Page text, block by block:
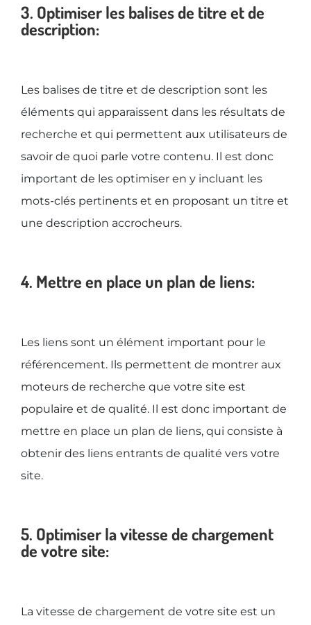
3. Optimiser les balises de titre et de
description:
Les balises de titre et de description sont les
éléments qui apparaissent dans les résultats de
recherche et qui permettent aux utilisateurs de
savoir de quoi parle votre contenu. Il est donc
important de les optimiser en y incluant les
mots-clés pertinents et en proposant un titre et
une description accrocheurs.
4. Mettre en place un plan de liens:
Les liens sont un élément important pour le
référencement. Ils permettent de montrer aux
moteurs de recherche que votre site est
populaire et de qualité. Il est donc important de
mettre en place un plan de liens, qui consiste à
obtenir des liens entrants de qualité vers votre
site.
5. Optimiser la vitesse de chargement
de votre site:
La vitesse de chargement de votre site est un